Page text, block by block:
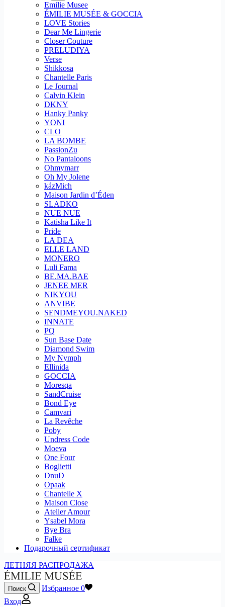
Emilie Musee
ÉMILIE MUSÉE & GOCCIA
LOVE Stories
Dear Me Lingerie
Closer Couture
PRELUDIYA
Verse
Shikkosa
Chantelle Paris
Le Journal
Calvin Klein
DKNY
Hanky Panky
YONI
CLO
LA BOMBE
PassionZu
No Pantaloons
Ohmymarr
Oh My Jolene
kázMich
Maison Jardin d’Éden
SLADKO
NUE NUE
Katisha Like It
Pride
LA DEA
ELLE LAND
MONERO
Luli Fama
BE.MA.BAE
JENEE MER
NIKYOU
ANVIBE
SENDMEYOU.NAKED
INNATE
PQ
Sun Base Date
Diamond Swim
My Nymph
Ellinida
GOCCIA
Moresqa
SandCruise
Bond Eye
Camvari
La Revêche
Poby
Undress Code
Moeva
One Four
Boglietti
DnuD
Opaak
Chantelle X
Maison Close
Atelier Amour
Ysabel Mora
Bye Bra
Falke
Подарочный сертификат
ЛЕТНЯЯ РАСПРОДАЖА
Поиск Избранное 0
Вход